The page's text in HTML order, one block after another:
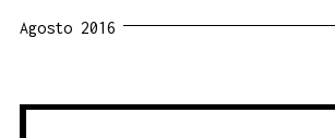
Agosto 2016